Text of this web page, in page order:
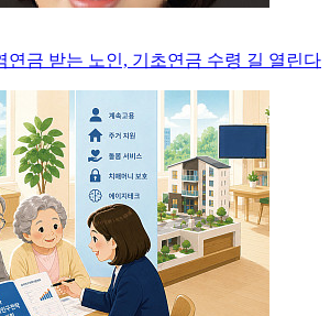
연금 받는 노인, 기초연금 수령 길 열린다